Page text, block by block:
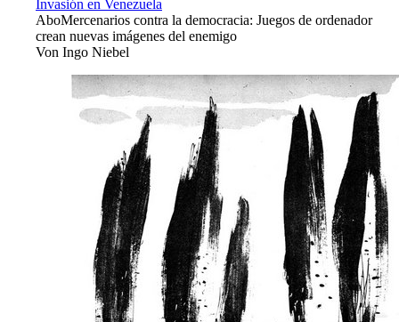
Invasión en Venezuela
AboMercenarios contra la democracia: Juegos de ordenador
crean nuevas imágenes del enemigo
Von Ingo Niebel